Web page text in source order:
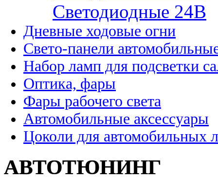
Cветодиодные 24B
Дневные ходовые огни
Свето-панели
Набор ламп для подсветки
Оптика, фары
Фары рабочего света
Автомобильные аксессуары
Цоколи для автомобильных
АВТОТЮНИНГ